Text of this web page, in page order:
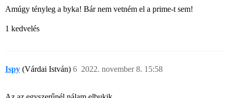
Amúgy tényleg a byka! Bár nem vetném el a prime-t sem!
1 kedvelés
Ispy (Várdai István) 2022. november 8. 15:58
6